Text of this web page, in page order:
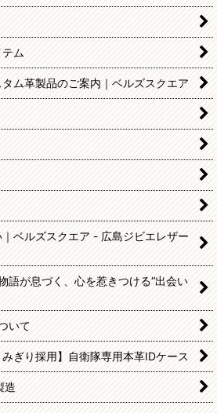
ム
ム革製品のご案内｜ベルズスクエア
ベルズスクエア - 広島ジビエレザー
語が息づく、心を惹きつける“出会い
いて
みぎり採用】自衛隊専用本革IDケース
造